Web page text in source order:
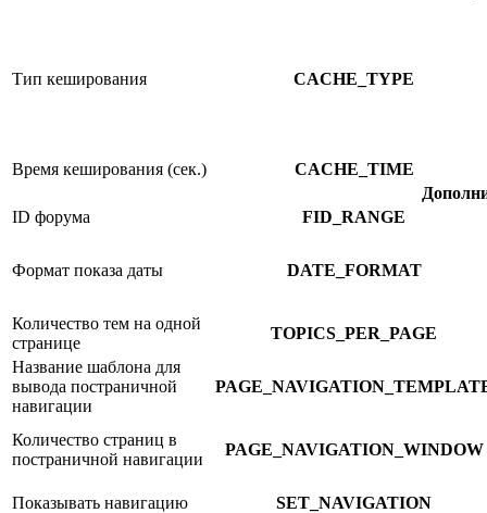
Тип кеширования CACHE_TYPE
Время кеширования (сек.)
CACHE_TIME
ID форума
FID_RANGE
Формат показа даты DATE_FORMAT
Количество тем на одной
странице
TOPICS_PER_PAGE
Название шаблона для
вывода постраничной
навигации
Количество страниц в
постраничной навигации
PAGE_NAVIGATION_WINDOW
Показывать навигацию
SET_NAVIGATION